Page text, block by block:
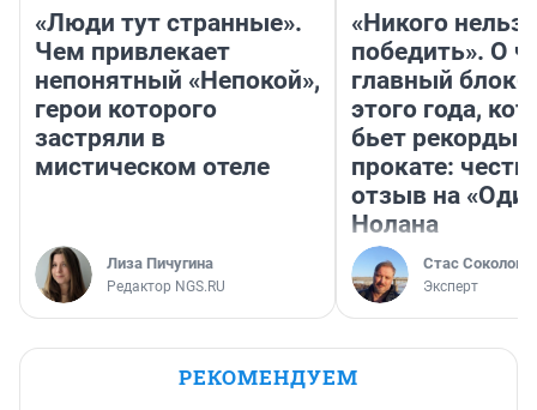
«Люди тут странные».
Чем привлекает
непонятный «Непокой»,
герои которого
застряли в
мистическом отеле
Лиза Пичугина
Редактор NGS.RU
«Никого нельзя
победить». О
главный
этого года,
бьет рекорды в
прокате:
отзыв на
Нолана
Стас Соколов
Эксперт
РЕКОМЕНДУЕМ